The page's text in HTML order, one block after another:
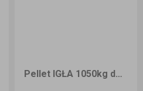
Pellet IGŁA 1050kg dostawa Opole i okolice